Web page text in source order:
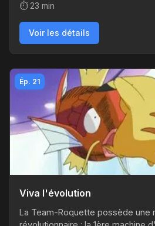
⏱️ 23 min
Voir les détails
Ép. 21
Viva l'évolution
La Team-Roquette possède une